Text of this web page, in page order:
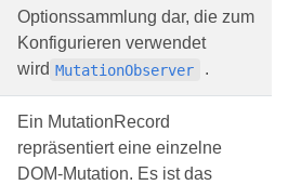
Optionssammlung dar, die zum
Konfigurieren verwendet
wird MutationObserver .
Ein MutationRecord
repräsentiert eine einzelne
DOM-Mutation. Es ist das